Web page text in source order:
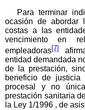
Para terminar
ocasión de abordar
costas a las
vencimiento en
empleadoras[7]
entidad demandada
de la prestación,
beneficio de
procesal y no
prestación sanitaria
la Ley 1/1996 , de